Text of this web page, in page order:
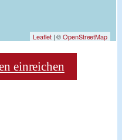
Leaflet| ©OpenStreetMap
einreichen